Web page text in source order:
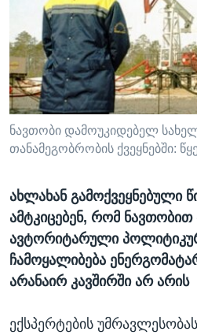
ᲡᲢᲣᲓᲘᲐ ᲕᲐᲨᲘᲜᲒᲢᲝᲜᲘ
ᲔᲙᲝᲜᲝᲛᲘᲙᲐ
ᲯᲐᲜᲛᲠᲗᲔᲚᲝᲑᲐ
ᲛᲔᲪᲜᲘᲔᲠᲔᲑᲐ
ᲘᲜᲢᲔᲠᲕᲘᲣ
ᲙᲣᲚᲢᲣᲠᲐ
ᲒᲐᲚᲘᲚᲔᲝ
Learning English
ᲗᲕᲐᲚᲘ ᲒᲕᲐᲓᲔᲕᲜᲔᲗ
ენები
ნავთობი დამოუკიდებელ
თანამეგობრობის ქვეყნებში:
ახლახან გამოქვეყნებული
ამტკიცებენ, რომ ნავთობით
ავტორიტარული
ჩამოყალიბება
არანაირ კავშირში არ არის
ექსპერტების